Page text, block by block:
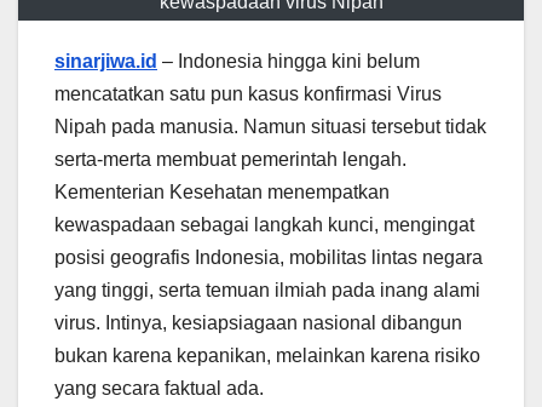
sinarjiwa.id – Indonesia hingga kini belum
mencatatkan satu pun kasus konfirmasi Virus
Nipah pada manusia. Namun situasi tersebut tidak
serta-merta membuat pemerintah lengah.
Kementerian Kesehatan menempatkan
kewaspadaan sebagai langkah kunci, mengingat
posisi geografis Indonesia, mobilitas lintas negara
yang tinggi, serta temuan ilmiah pada inang alami
virus. Intinya, kesiapsiagaan nasional dibangun
bukan karena kepanikan, melainkan karena risiko
yang secara faktual ada.